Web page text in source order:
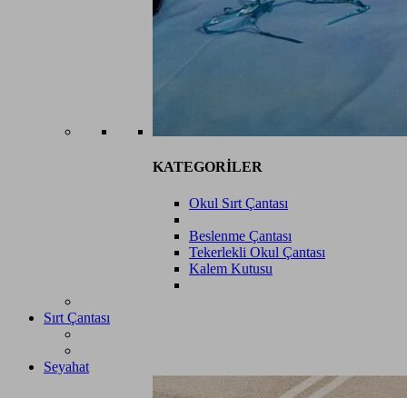
KATEGORİLER
Okul Sırt Çantası
Beslenme Çantası
Tekerlekli Okul Çantası
Kalem Kutusu
Sırt Çantası
Seyahat